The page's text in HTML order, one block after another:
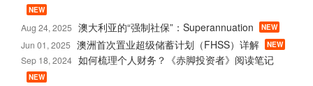
NEW
Aug 24, 2025 澳大利亚的“强制社保”：Superannuation NEW
Jun 01, 2025 澳洲首次置业超级储蓄计划（FHSS）详解 NEW
Sep 18, 2024 如何梳理个人财务？《赤脚投资者》阅读笔记
NEW